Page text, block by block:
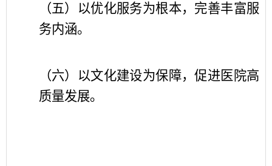
（五） 以优化服务为根本，完善丰富服
务内涵。
（六） 以文化建设为保障，促进医院高
质量发展。